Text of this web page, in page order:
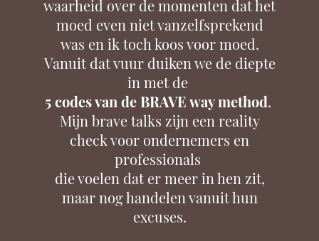
waarheid over de momenten dat het
moed even niet vanzelfsprekend
was en ik toch koos voor moed.
Vanuit dat vuur duiken we de diepte
in met de
5 codes van de BRAVE way method.
Mijn brave talks zijn een reality
check voor ondernemers en
professionals
die voelen dat er meer in hen zit,
maar nog handelen vanuit hun
excuses.